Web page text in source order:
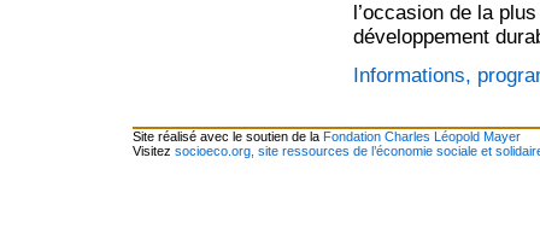
l’occasion de la
développement
Informations,
Site réalisé avec le soutien de la Fondation Charles Léopold Mayer
Visitez socioeco.org, site ressources de l’économie sociale et